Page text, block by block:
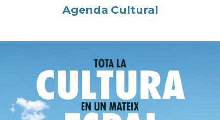
Agenda Cultural